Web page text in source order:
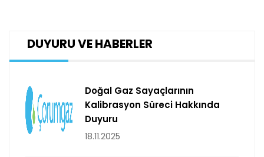
DUYURU VE HABERLER
Doğal Gaz Sayaçlarının
Kalibrasyon Süreci Hakkında
Duyuru
18.11.2025